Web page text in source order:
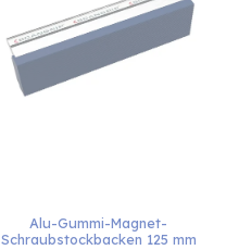
Alu-Gummi-Magnet-
Schraubstockbacken 125 mm